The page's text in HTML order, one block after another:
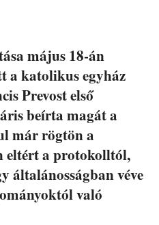
május 18-án
a katolikus egyház
Prevost első
beírta magát a
már rögtön a
eltért a protokolltól,
általánosságban véve
való